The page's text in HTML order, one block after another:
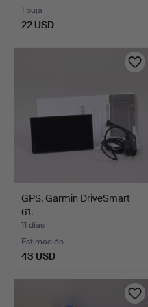
1 puja
22 USD
GPS, Garmin DriveSmart
61.
11 días
Estimación
43 USD